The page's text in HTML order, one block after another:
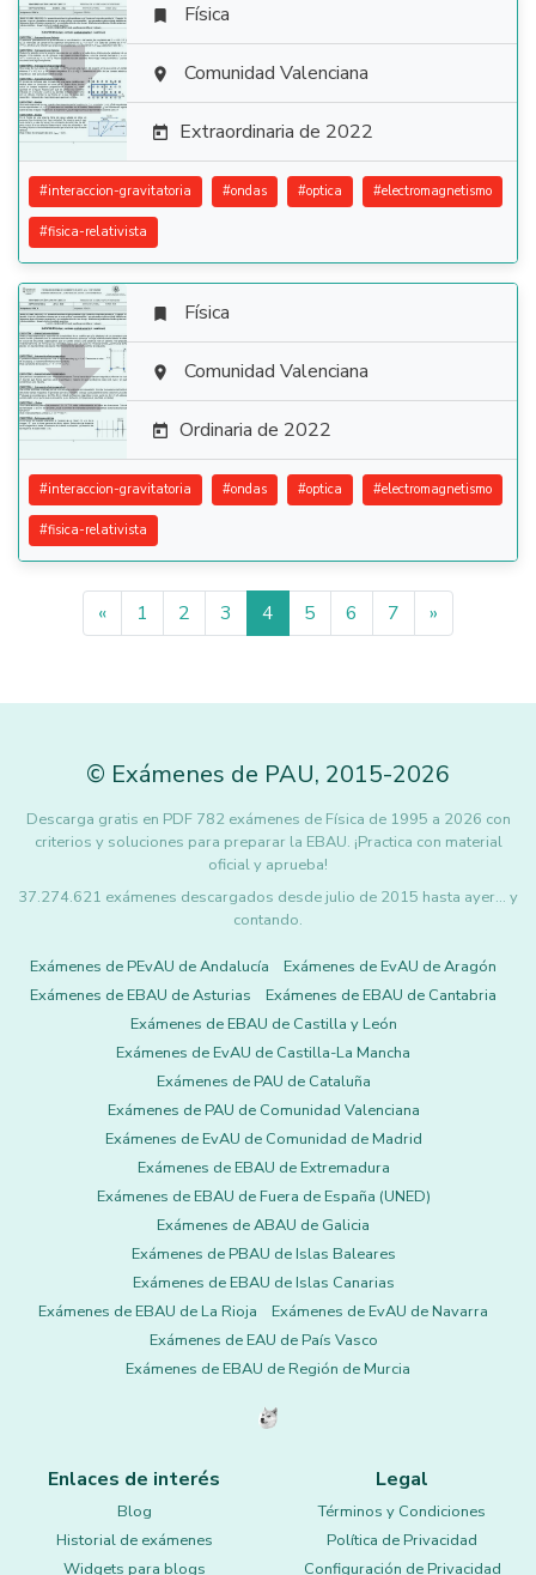

 Física
 Comunidad Valenciana
 Extraordinaria de 2022
#interaccion-gravitatoria #ondas #optica #electromagnetismo
#fisica-relativista

 Física
 Comunidad Valenciana
 Ordinaria de 2022
#interaccion-gravitatoria #ondas #optica #electromagnetismo
#fisica-relativista
« 1 2 3 4 5 6 7 »
© Exámenes de PAU, 2015-2026
Descarga gratis en PDF 782 exámenes de Física de 1995 a 2026 con
criterios y soluciones para preparar la EBAU. ¡Practica con material
oficial y aprueba!
37.274.621 exámenes descargados desde julio de 2015 hasta ayer... y
contando.
Exámenes de PEvAU de Andalucía
Exámenes de EvAU de Aragón
Exámenes de EBAU de Asturias
Exámenes de EBAU de Cantabria
Exámenes de EBAU de Castilla y León
Exámenes de EvAU de Castilla-La Mancha
Exámenes de PAU de Cataluña
Exámenes de PAU de Comunidad Valenciana
Exámenes de EvAU de Comunidad de Madrid
Exámenes de EBAU de Extremadura
Exámenes de EBAU de Fuera de España (UNED)
Exámenes de ABAU de Galicia
Exámenes de PBAU de Islas Baleares
Exámenes de EBAU de Islas Canarias
Exámenes de EBAU de La Rioja
Exámenes de EvAU de Navarra
Exámenes de EAU de País Vasco
Exámenes de EBAU de Región de Murcia
Enlaces de interés
Blog
Historial de exámenes
Widgets para blogs
Legal
Términos y Condiciones
Política de Privacidad
Configuración de Privacidad